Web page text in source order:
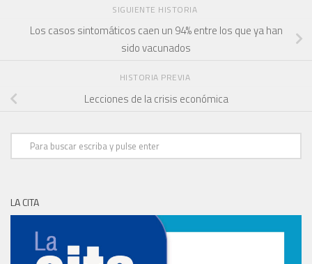
SIGUIENTE HISTORIA
Los casos sintomáticos caen un 94% entre los que ya han
sido vacunados
HISTORIA PREVIA
Lecciones de la crisis económica
LA CITA